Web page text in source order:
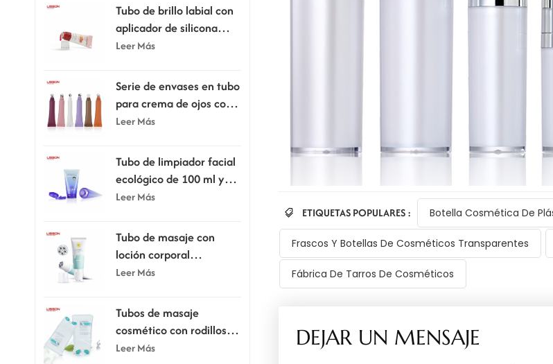
Tubo de brillo labial con
aplicador de silicona
supersuave.
Leer Más
Serie de envases en tubo
para crema de ojos con
cabezal aplicador
Leer Más
Tubo de limpiador facial
ecológico de 100 ml y
120 ml con tapa
Leer Más
Tubo de masaje con
loción corporal
raspadora de 80 ml y
Leer Más
Tubos de masaje
cosmético con rodillos
dobles de silicona de 150
Leer Más
ETIQUETAS POPULARES : Botella Cosmética De
Frascos Y Botellas De Cosméticos Transparentes
Fábrica De Tarros De Cosméticos
DEJAR UN MENSAJE